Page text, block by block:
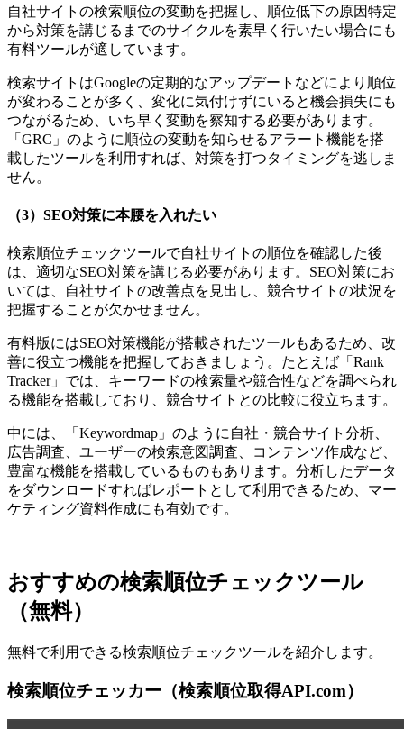
自社サイトの検索順位の変動を把握し、順位低下の原因特定
から対策を講じるまでのサイクルを素早く行いたい場合にも
有料ツールが適しています。
検索サイトはGoogleの定期的なアップデートなどにより順位
が変わることが多く、変化に気付けずにいると機会損失にも
つながるため、いち早く変動を察知する必要があります。
「GRC」のように順位の変動を知らせるアラート機能を搭
載したツールを利用すれば、対策を打つタイミングを逃しま
せん。
（3）SEO対策に本腰を入れたい
検索順位チェックツールで自社サイトの順位を確認した後
は、適切なSEO対策を講じる必要があります。SEO対策にお
いては、自社サイトの改善点を見出し、競合サイトの状況を
把握することが欠かせません。
有料版にはSEO対策機能が搭載されたツールもあるため、改
善に役立つ機能を把握しておきましょう。たとえば「Rank
Tracker」では、キーワードの検索量や競合性などを調べられ
る機能を搭載しており、競合サイトとの比較に役立ちます。
中には、「Keywordmap」のように自社・競合サイト分析、
広告調査、ユーザーの検索意図調査、コンテンツ作成など、
豊富な機能を搭載しているものもあります。分析したデータ
をダウンロードすればレポートとして利用できるため、マー
ケティング資料作成にも有効です。
おすすめの検索順位チェックツール
（無料）
無料で利用できる検索順位チェックツールを紹介します。
検索順位チェッカー（検索順位取得API.com）